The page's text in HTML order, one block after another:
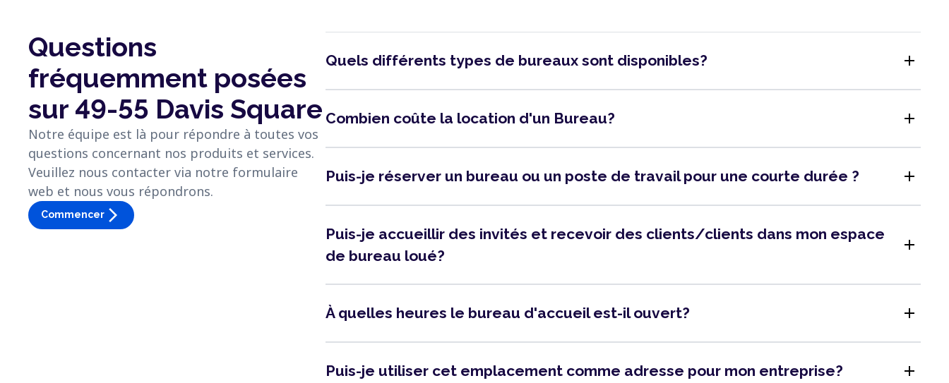
Questions
fréquemment posées
sur 49-55 Davis Square
Notre équipe est là pour répondre à toutes vos
questions concernant nos produits et services.
Veuillez nous contacter via notre formulaire
web et nous vous répondrons.
Commencer arrow_forward_ios
Quels différents types de bureaux sont disponibles? add
Combien coûte la location d'un Bureau? add
Puis-je réserver un bureau ou un poste de travail pour une courte durée ? add
Puis-je accueillir des invités et recevoir des clients/clients dans mon espace
de bureau loué?
add
À quelles heures le bureau d'accueil est-il ouvert? add
Puis-je utiliser cet emplacement comme adresse pour mon entreprise? add